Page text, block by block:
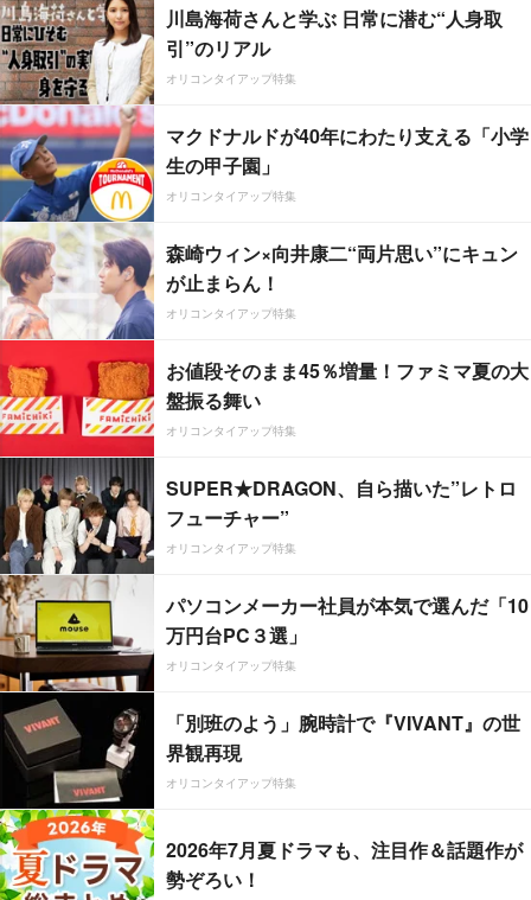
川島海荷さんと学ぶ 日常に潜む“人身取
引”のリアル
オリコンタイアップ特集
マクドナルドが40年にわたり支える「小学
生の甲子園」
オリコンタイアップ特集
森崎ウィン×向井康二“両片思い”にキュン
が止まらん！
オリコンタイアップ特集
お値段そのまま45％増量！ファミマ夏の大
盤振る舞い
オリコンタイアップ特集
SUPER★DRAGON、自ら描いた”レトロ
フューチャー”
オリコンタイアップ特集
パソコンメーカー社員が本気で選んだ「10
万円台PC３選」
オリコンタイアップ特集
「別班のよう」腕時計で『VIVANT』の世
界観再現
オリコンタイアップ特集
2026年7月夏ドラマも、注目作＆話題作が
勢ぞろい！